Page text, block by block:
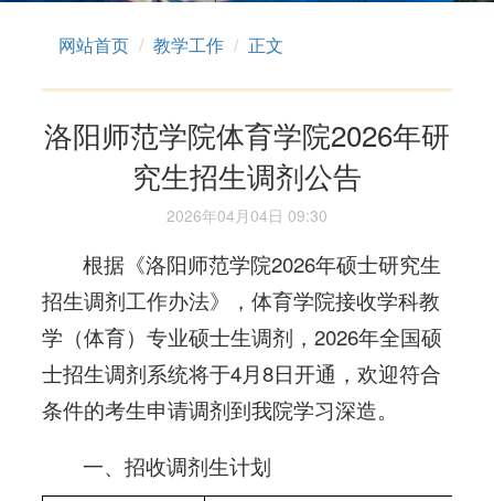
网站首页 教学工作 正文
洛阳师范学院体育学院2026年研
究生招生调剂公告
2026年04月04日 09:30
根据《洛阳师范学院2026年硕士研究生
招生调剂工作办法》，体育学院接收学科教
学（体育）专业硕士生调剂，2026年全国硕
士招生调剂系统将于4月8日开通，欢迎符合
条件的考生申请调剂到我院学习深造。
一、招收调剂生计划